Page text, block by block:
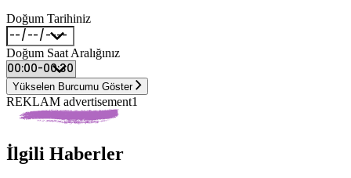
Doğum Tarihiniz
Doğum Saat Aralığınız
Yükselen Burcumu Göster
REKLAM advertisement1
İlgili Haberler